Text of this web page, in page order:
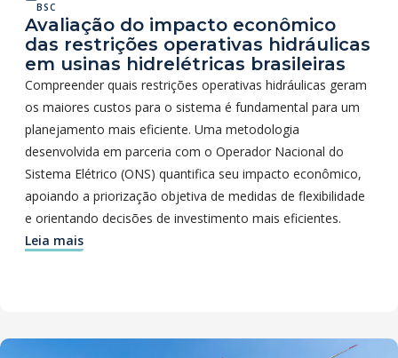
BSC
Avaliação do impacto econômico
das restrições operativas hidráulicas
em usinas hidrelétricas brasileiras
Compreender quais restrições operativas hidráulicas geram
os maiores custos para o sistema é fundamental para um
planejamento mais eficiente. Uma metodologia
desenvolvida em parceria com o Operador Nacional do
Sistema Elétrico (ONS) quantifica seu impacto econômico,
apoiando a priorização objetiva de medidas de flexibilidade
e orientando decisões de investimento mais eficientes.
Leia mais